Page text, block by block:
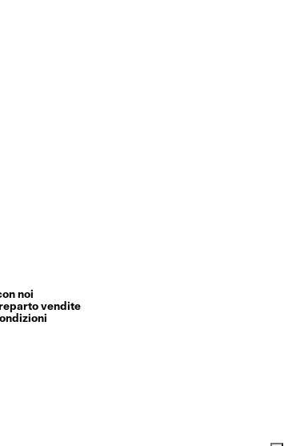
noi
vendite